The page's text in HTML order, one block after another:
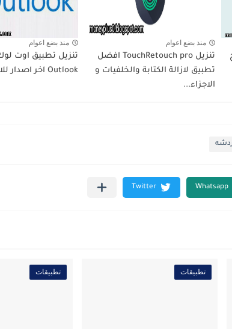
منذ بضع اعوام
تنزيل TouchRetouch pro افضل
تطبيق لازالة الكتابة والخلفيات و
الاجزاء...
منذ بضع اعوام
Outlook اخر اصدار للاندرويد
تطبيقات تطبيقات